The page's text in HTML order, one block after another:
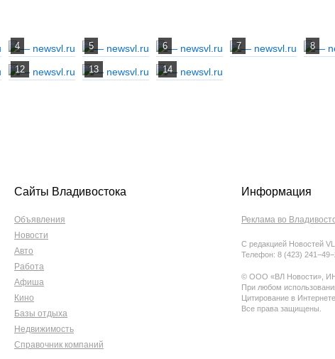
Сайты Владивостока
Объявления
Новости
Авто
Работа
Афиша
Кино
Базы отдыха
Недвижимость
Справочник компаний
Информация
Реклама во
С редакцией Новостей
Телефон: 8 (423)
© ООО «ВЛ Новости»,
При любом
Цитирование в
Все права защищены.